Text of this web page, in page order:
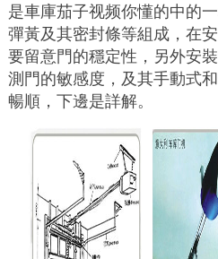
是車庫茄子视频你懂的中的
彈黃及其密封條等組成，在
要留意門的穩定性，另外安
測門的敏感度，及其手動式
暢順，下邊是詳解。